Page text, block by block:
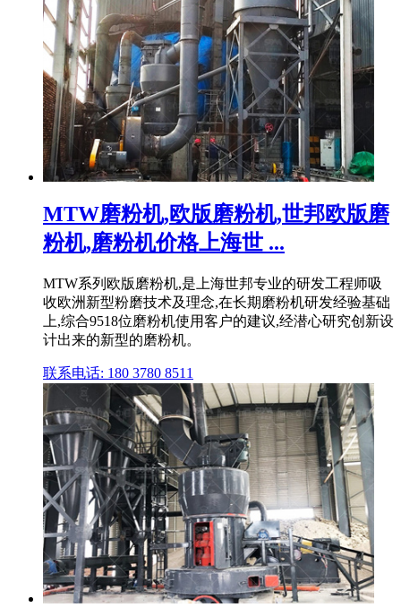
MTW磨粉机,欧版磨粉机,世邦欧版磨
粉机,磨粉机价格上海世 ...
MTW系列欧版磨粉机,是上海世邦专业的研发工程师吸
收欧洲新型粉磨技术及理念,在长期磨粉机研发经验基础
上,综合9518位磨粉机使用客户的建议,经潜心研究创新设
计出来的新型的磨粉机。
联系电话: 180 3780 8511